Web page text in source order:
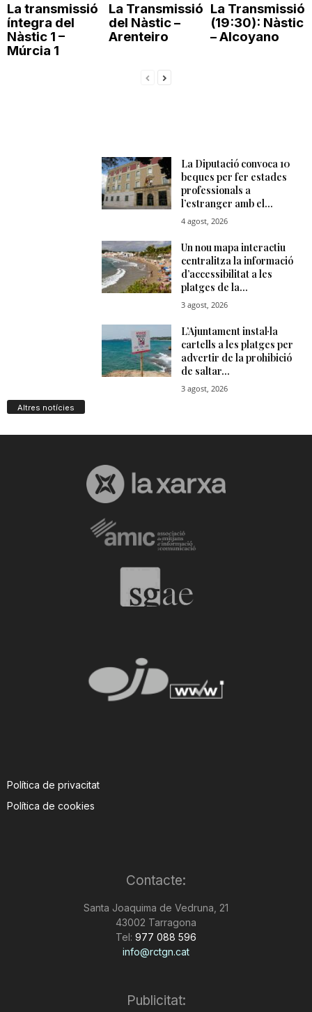
La transmissió
íntegra del
Nàstic 1 –
Múrcia 1
La Transmissió
del Nàstic –
Arenteiro
La Transmissió
(19:30): Nàstic
– Alcoyano
Altres notícies
Política de privacitat
Política de cookies
Contacte:
Santa Joaquima de Vedruna, 21
43002 Tarragona
Tel: 977 088 596
info@rctgn.cat
Publicitat: